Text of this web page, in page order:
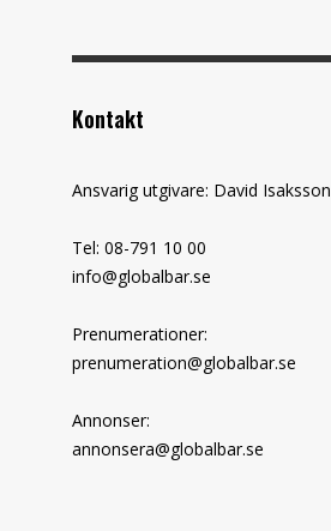
Kontakt
Ansvarig utgivare: David Isaksson
Tel: 08-791 10 00
info@globalbar.se
Prenumerationer:
prenumeration@globalbar.se
Annonser:
annonsera@globalbar.se